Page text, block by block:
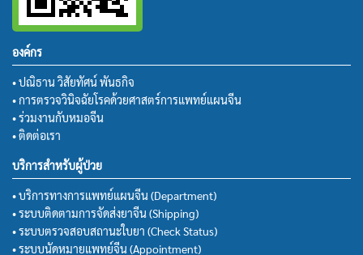
องค์กร
• ปณิธาน วิสัยทัศน์ พันธกิจ
• การตรวจวินิจฉัยโรคด้วยศาสตร์การแพทย์แผนจีน
• ร่วมงานกับหมอจีน
• ติดต่อเรา
บริการสำหรับผู้ป่วย
• บริการทางการแพทย์แผนจีน (Department)
• ระบบติดตามการจัดส่งยาจีน (Shipping)
• ระบบตรวจสอบสถานะใบยา (Check Status)
• ระบบนัดหมายแพทย์จีน (Appointment)